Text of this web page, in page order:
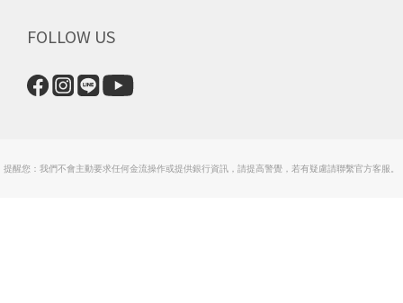
FOLLOW US
提醒您：我們不會主動要求任何金流操作或提供銀行資訊，請提高警覺，若有疑慮請聯繫官方客服。